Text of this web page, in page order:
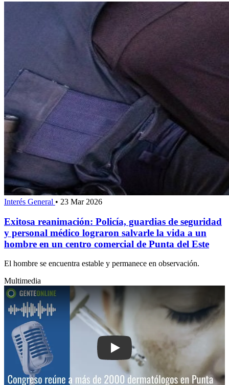
Interés General • 23 Mar 2026
Exitosa reanimación: Policía, guardias de seguridad
y personal médico lograron salvarle la vida a un
hombre en un centro comercial de Punta del Este
El hombre se encuentra estable y permanece en observación.
Multimedia
Play: Congreso reúne a más de 2000